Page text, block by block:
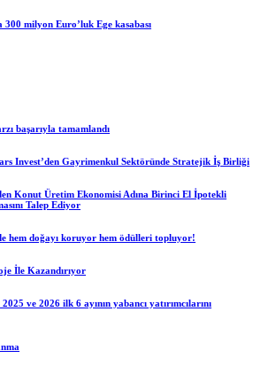
milyon Euro’luk Ege kasabası
başarıyla tamamlandı
Invest’den Gayrimenkul Sektöründe Stratejik İş Birliği
Konut Üretim Ekonomisi Adına Birinci El İpotekli
Talep Ediyor
hem doğayı koruyor hem ödülleri topluyor!
İle Kazandırıyor
ve 2026 ilk 6 ayının yabancı yatırımcılarını